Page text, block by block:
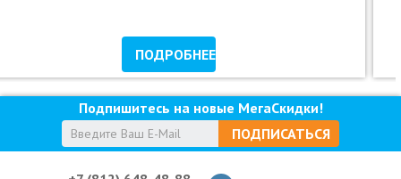
ПОДРОБНЕЕ
Подпишитесь на новые МегаСкидки!
ПОДПИСАТЬСЯ